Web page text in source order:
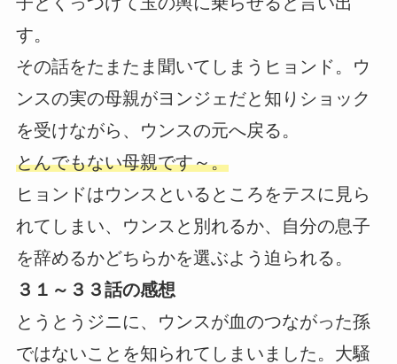
す。
その話をたまたま聞いてしまうヒョンド。ウ
ンスの実の母親がヨンジェだと知りショック
を受けながら、ウンスの元へ戻る。
とんでもない母親です～。
ヒョンドはウンスといるところをテスに見ら
れてしまい、ウンスと別れるか、自分の息子
を辞めるかどちらかを選ぶよう迫られる。
３１～３３話の感想
とうとうジニに、ウンスが血のつながった孫
ではないことを知られてしまいました。大騒